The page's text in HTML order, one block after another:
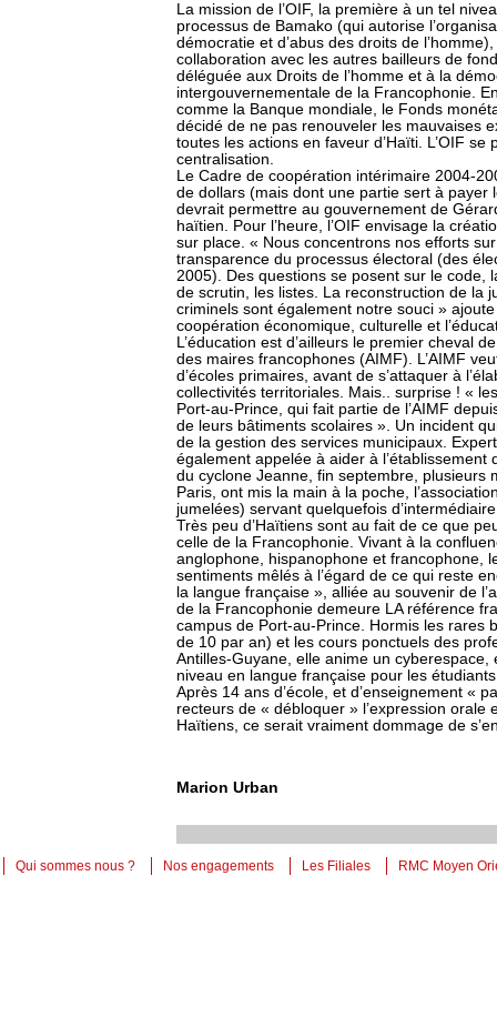
La mission de l’OIF, la première à un tel
processus de Bamako (qui autorise
démocratie et d’abus des droits de
collaboration avec les autres bailleurs de
déléguée aux Droits de l’homme et à la
intergouvernementale de la Francophonie.
comme la Banque mondiale, le Fonds
décidé de ne pas renouveler les mauvaises
toutes les actions en faveur d’Haïti. L’OIF se
centralisation.
Le Cadre de coopération intérimaire 2004-
de dollars (mais dont une partie sert à payer
devrait permettre au gouvernement de
haïtien. Pour l’heure, l’OIF envisage la
sur place. « Nous concentrons nos efforts
transparence du processus électoral (des
2005). Des questions se posent sur le code,
de scrutin, les listes. La reconstruction de la
criminels sont également notre souci »
coopération économique, culturelle et
L’éducation est d’ailleurs le premier cheval
des maires francophones (AIMF). L’AIMF
d’écoles primaires, avant de s’attaquer à
collectivités territoriales. Mais.. surprise ! «
Port-au-Prince, qui fait partie de l’AIMF
de leurs bâtiments scolaires ». Un incident
de la gestion des services municipaux.
également appelée à aider à
du cyclone Jeanne, fin septembre, plusieurs
Paris, ont mis la main à la poche,
jumelées) servant quelquefois
Très peu d’Haïtiens sont au fait de ce que
celle de la Francophonie. Vivant à la
anglophone, hispanophone et francophone,
sentiments mêlés à l’égard de ce qui reste
la langue française », alliée au souvenir de
de la Francophonie demeure LA référence
campus de Port-au-Prince. Hormis les rares
de 10 par an) et les cours ponctuels des
Antilles-Guyane, elle anime un
niveau en langue française pour les
Après 14 ans d’école, et d’enseignement «
recteurs de « débloquer » l’expression
Haïtiens, ce serait vraiment dommage de
Marion Urban
Qui sommes nous ? Nos engagements Les Filiales RMC Moyen